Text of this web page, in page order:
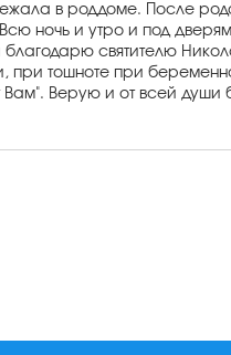
в роддоме. После
ночь и утро и под
благодарю святителю
при тошноте при
Вам". Верую и от всей души